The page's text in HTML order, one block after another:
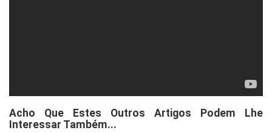
Acho Que Estes Outros Artigos Podem Lhe
Interessar Também...